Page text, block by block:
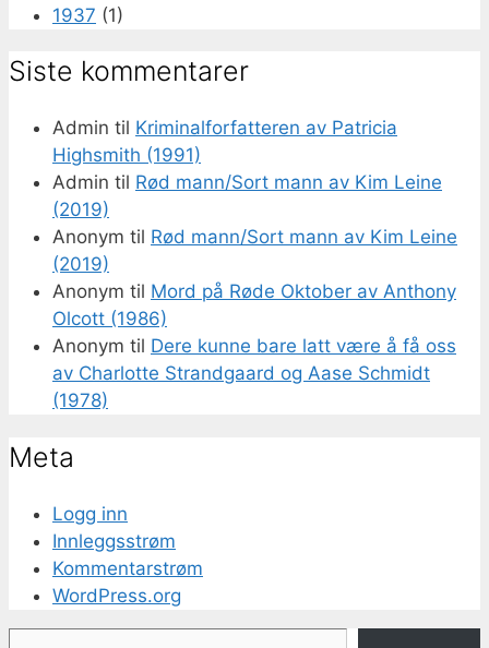
1937 (1)
Siste kommentarer
Admin til Kriminalforfatteren av Patricia
Highsmith (1991)
Admin til Rød mann/Sort mann av Kim Leine
(2019)
Anonym til Rød mann/Sort mann av Kim Leine
(2019)
Anonym til Mord på Røde Oktober av Anthony
Olcott (1986)
Anonym til Dere kunne bare latt være å få oss
av Charlotte Strandgaard og Aase Schmidt
(1978)
Meta
Logg inn
Innleggsstrøm
Kommentarstrøm
WordPress.org
Skriv din e-post...